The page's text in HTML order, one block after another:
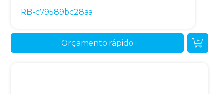
RB-c79589bc28aa
Orçamento rápido